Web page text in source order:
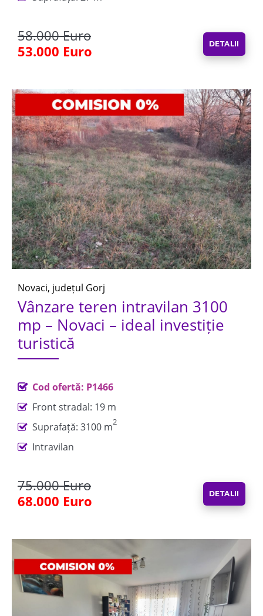
58.000 Euro
53.000 Euro
DETALII
Novaci, județul Gorj
Vânzare teren intravilan 3100
mp – Novaci – ideal investiție
turistică
Cod ofertă: P1466
Front stradal: 19 m
Suprafață: 3100 m2
Intravilan
75.000 Euro
68.000 Euro
DETALII